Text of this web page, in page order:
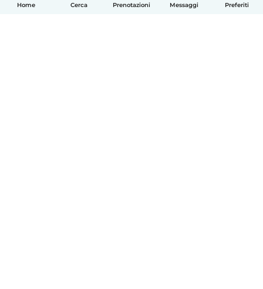
Home Cerca Prenotazioni Messaggi Preferiti